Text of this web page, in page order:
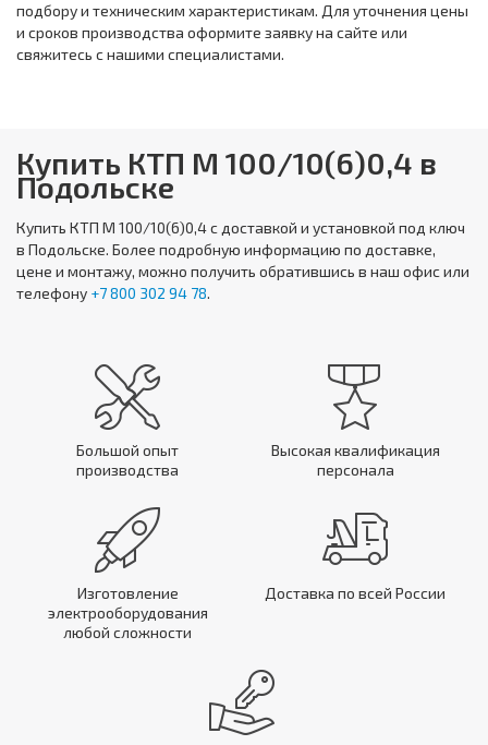
подбору и техническим характеристикам. Для уточнения цены
и сроков производства оформите заявку на сайте или
свяжитесь с нашими специалистами.
Купить КТП М 100/10(6)0,4 в
Подольске
Купить КТП М 100/10(6)0,4с доставкой и установкой под ключ
в Подольске. Более подробную информацию по доставке,
цене и монтажу, можно получить обратившись в наш офис или
телефону +7 800 302 94 78.
Большой опыт
производства
Высокая квалификация
персонала
Изготовление
электрооборудования
любой сложности
Доставка по всей России